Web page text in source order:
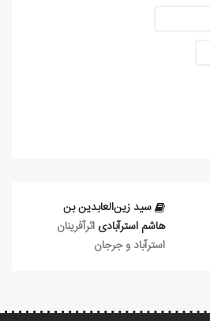
سید زین‌العابدین بن
هاشم استرآبادی اثرآفرينان
استرآباد و جرجان